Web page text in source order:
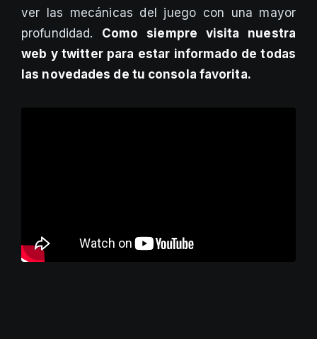
ver las mecánicas del juego con una mayor
profundidad. Como siempre visita nuestra
web y twitter para estar informado de todas
las novedades de tu consola favorita.